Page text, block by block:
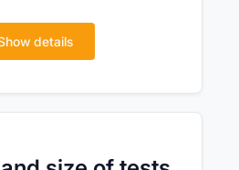
details